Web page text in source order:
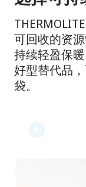
THERMOLITE
可回收的资
持续轻盈保
好型替代品
袋。